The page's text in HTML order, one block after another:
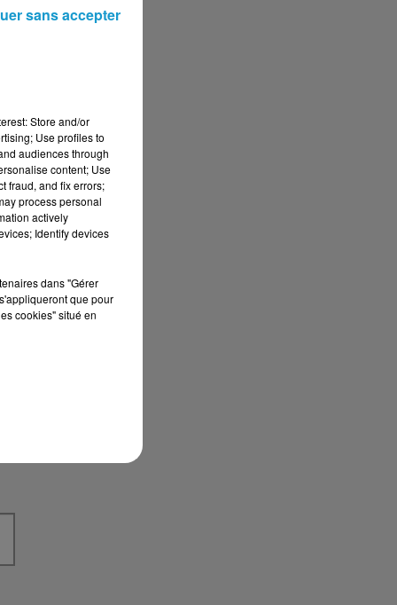
Store and/or
Use profiles to
audiences through
content; Use
fraud, and fix errors;
process personal
actively
Identify devices
dans "Gérer
que pour
cookies" situé en
sans accepter